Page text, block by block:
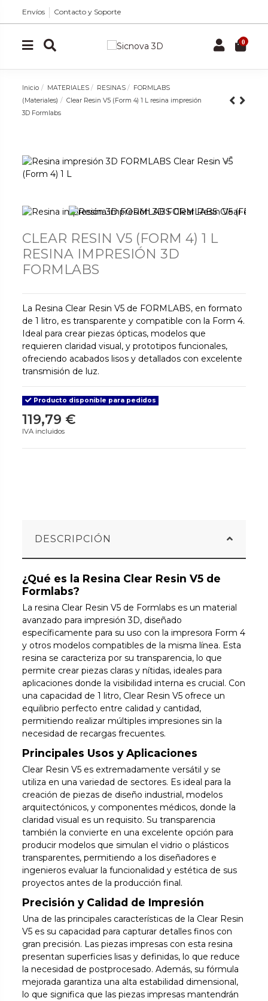
Envíos Contacto y Soporte
0
Inicio MATERIALES RESINAS
FORMLABS
(Materiales)
Clear Resin V5 (Form 4) 1 L resina impresión
3D Formlabs
CLEAR RESIN V5 (FORM 4) 1 L
RESINA IMPRESIÓN 3D
FORMLABS
La Resina Clear Resin V5 de FORMLABS, en formato
de 1 litro, es transparente y compatible con la Form 4.
Ideal para crear piezas ópticas, modelos que
requieren claridad visual, y prototipos funcionales,
ofreciendo acabados lisos y detallados con excelente
transmisión de luz.
Producto disponible para pedidos
119,79 €
IVA incluidos
DESCRIPCIÓN
¿Qué es la Resina Clear Resin V5 de
Formlabs?
La resina Clear Resin V5 de Formlabs es un material
avanzado para impresión 3D, diseñado
específicamente para su uso con la impresora Form 4
y otros modelos compatibles de la misma línea. Esta
resina se caracteriza por su transparencia, lo que
permite crear piezas claras y nítidas, ideales para
aplicaciones donde la visibilidad interna es crucial. Con
una capacidad de 1 litro, Clear Resin V5 ofrece un
equilibrio perfecto entre calidad y cantidad,
permitiendo realizar múltiples impresiones sin la
necesidad de recargas frecuentes.
Principales Usos y Aplicaciones
Clear Resin V5 es extremadamente versátil y se
utiliza en una variedad de sectores. Es ideal para la
creación de piezas de diseño industrial, modelos
arquitectónicos, y componentes médicos, donde la
claridad visual es un requisito. Su transparencia
también la convierte en una excelente opción para
producir modelos que simulan el vidrio o plásticos
transparentes, permitiendo a los diseñadores e
ingenieros evaluar la funcionalidad y estética de sus
proyectos antes de la producción final.
Precisión y Calidad de Impresión
Una de las principales características de la Clear Resin
V5 es su capacidad para capturar detalles finos con
gran precisión. Las piezas impresas con esta resina
presentan superficies lisas y definidas, lo que reduce
la necesidad de postprocesado. Además, su fórmula
mejorada garantiza una alta estabilidad dimensional,
lo que significa que las piezas impresas mantendrán